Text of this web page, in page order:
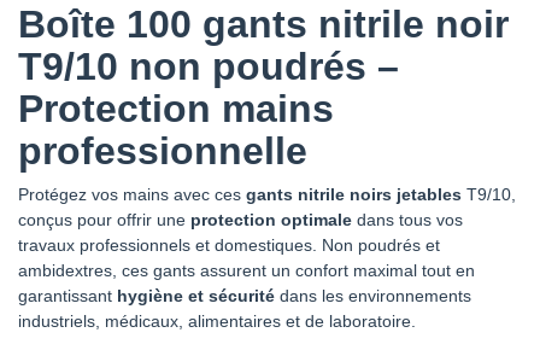
Boîte 100 gants nitrile noir
T9/10 non poudrés –
Protection mains
professionnelle
Protégez vos mains avec ces gants nitrile noirs jetables T9/10,
conçus pour offrir une protection optimale dans tous vos
travaux professionnels et domestiques. Non poudrés et
ambidextres, ces gants assurent un confort maximal tout en
garantissant hygiène et sécurité dans les environnements
industriels, médicaux, alimentaires et de laboratoire.